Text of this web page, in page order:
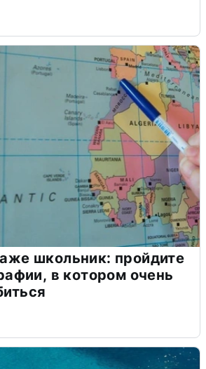
школьник: пройдите
в котором очень